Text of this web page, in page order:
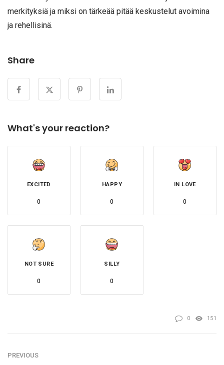
merkityksiä ja miksi on tärkeää pitää keskustelut avoimina
ja rehellisinä.
Share
What's your reaction?
EXCITED
0
HAPPY
0
IN LOVE
0
NOT SURE
0
SILLY
0
0 151
PREVIOUS